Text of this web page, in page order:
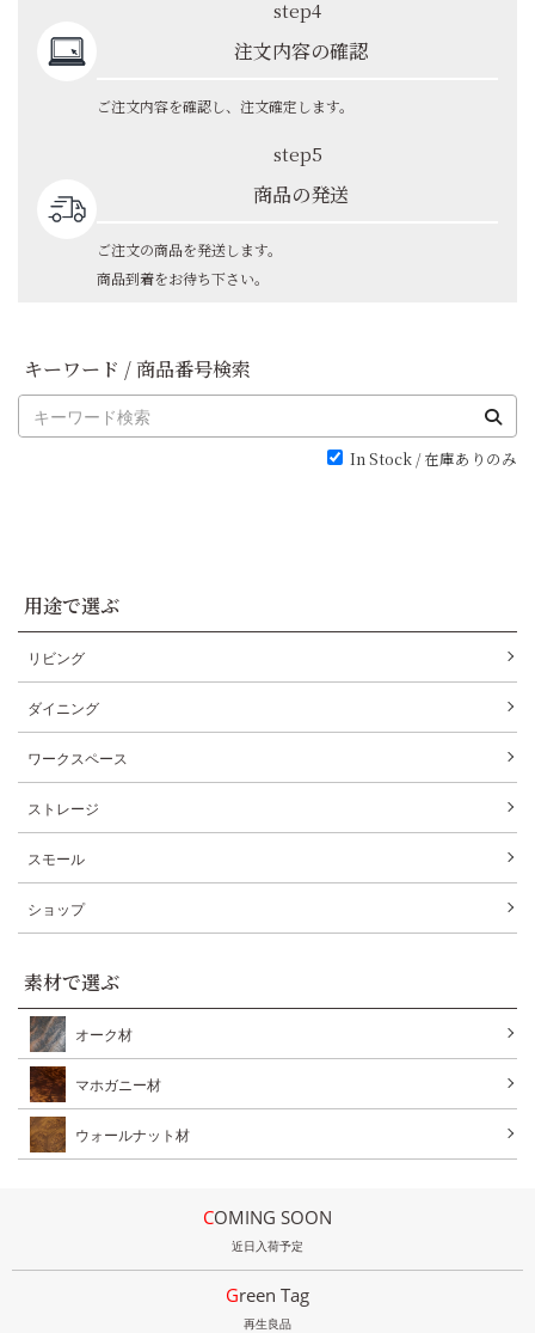
step4
注文内容の確認
ご注文内容を確認し、注文確定します。
step5
商品の発送
ご注文の商品を発送します。
商品到着をお待ち下さい。
キーワード / 商品番号検索
In Stock / 在庫ありのみ
用途で選ぶ
リビング
ダイニング
ワークスペース
ストレージ
スモール
ショップ
素材で選ぶ
オーク材
マホガニー材
ウォールナット材
COMING SOON
近日入荷予定
Green Tag
再生良品